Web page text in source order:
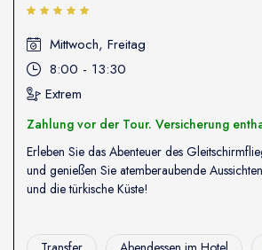
Mittwoch, Freitag
8:00 - 13:30
Extrem
Zahlung vor der Tour. Versicherung
Erleben Sie das Abenteuer des
und genießen Sie atemberaubende
und die türkische Küste!